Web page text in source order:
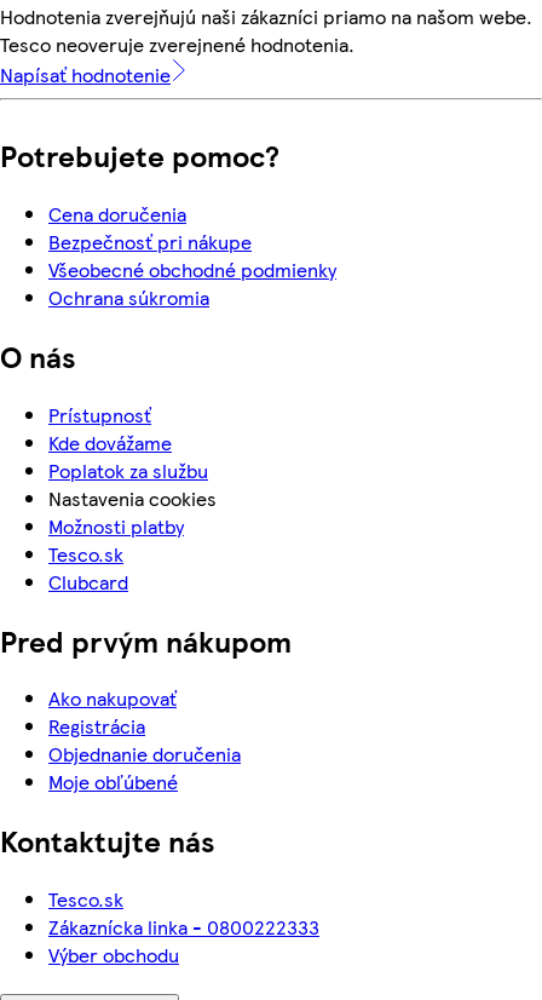
Hodnotenia zverejňujú naši zákazníci priamo na našom webe.
Tesco neoveruje zverejnené hodnotenia.
Napísať hodnotenie
Potrebujete pomoc?
Cena doručenia
Bezpečnosť pri nákupe
Všeobecné obchodné podmienky
Ochrana súkromia
O nás
Prístupnosť
Kde dovážame
Poplatok za službu
Nastavenia cookies
Možnosti platby
Tesco.sk
Clubcard
Pred prvým nákupom
Ako nakupovať
Registrácia
Objednanie doručenia
Moje obľúbené
Kontaktujte nás
Tesco.sk
Zákaznícka linka - 0800222333
Výber obchodu